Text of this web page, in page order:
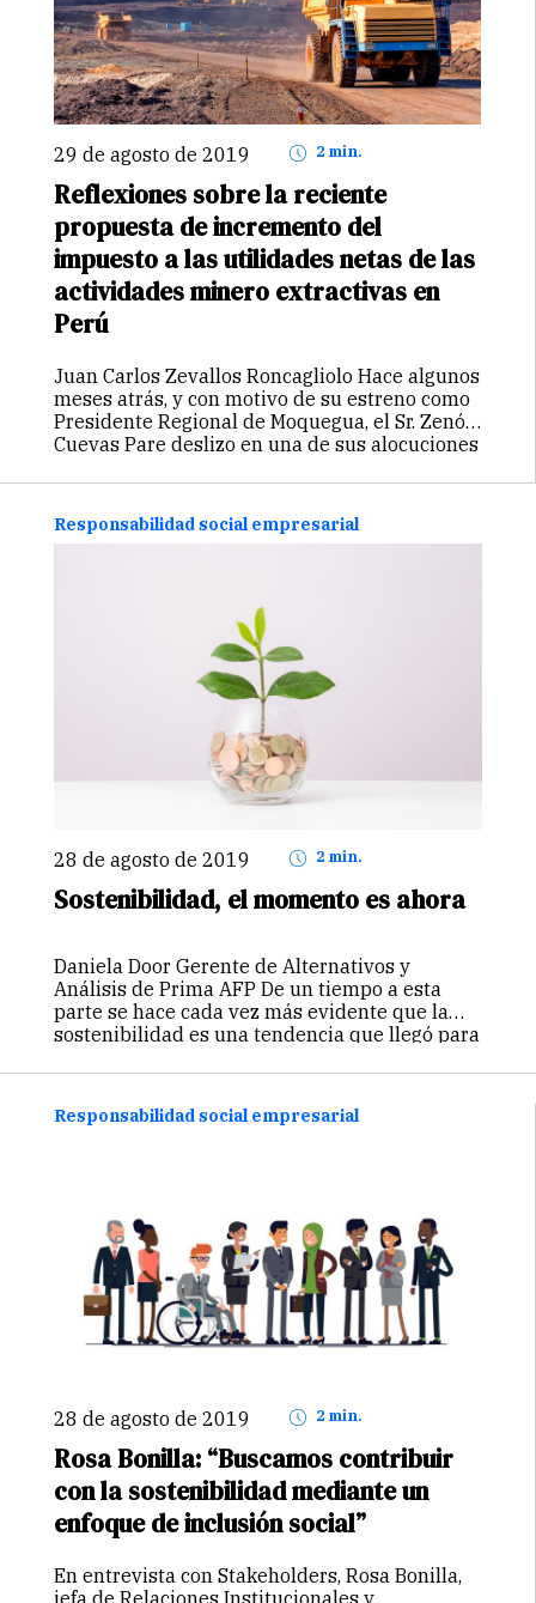
29 de agosto de 2019 2 min.
Reflexiones sobre la reciente
propuesta de incremento del
impuesto a las utilidades netas de las
actividades minero extractivas en
Perú
Juan Carlos Zevallos Roncagliolo Hace algunos
meses atrás, y con motivo de su estreno como
Presidente Regional de Moquegua, el Sr. Zenón
Cuevas Pare deslizo en una de sus alocuciones
que establecería un…Continuar
Responsabilidad social empresarial
28 de agosto de 2019 2 min.
Sostenibilidad, el momento es ahora
Daniela Door Gerente de Alternativos y
Análisis de Prima AFP De un tiempo a esta
parte se hace cada vez más evidente que la
sostenibilidad es una tendencia que llegó para
corporaciones, inversionistas…Continuar
Responsabilidad social empresarial
28 de agosto de 2019 2 min.
Rosa Bonilla: “Buscamos contribuir
con la sostenibilidad mediante un
enfoque de inclusión social”
En entrevista con Stakeholders, Rosa Bonilla,
jefa de Relaciones Institucionales y